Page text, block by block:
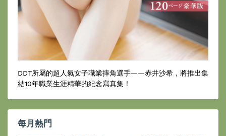
DDT所屬的超人氣女子職業摔角選手——赤井沙希，將推出集
結10年職業生涯精華的紀念寫真集！
每月熱門